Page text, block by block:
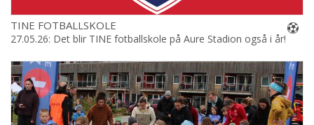
TINE FOTBALLSKOLE
27.05.26: Det blir TINE fotballskole på Aure Stadion også i år!